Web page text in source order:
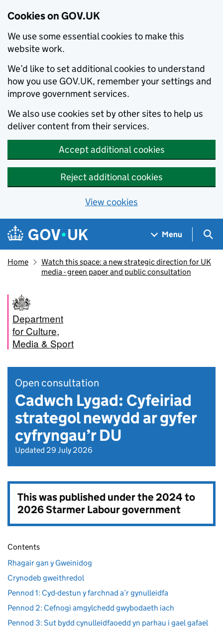
Cookies on GOV.UK
We use some essential cookies to make this
website work.
We’d like to set additional cookies to understand
how you use GOV.UK, remember your settings and
improve government services.
We also use cookies set by other sites to help us
deliver content from their services.
Accept additional cookies
Reject additional cookies
View cookies
Skip to main content
Navigation menu
Menu
Home
Watch this space: a new strategic direction for UK
media - green paper and public consultation
Department
for Culture,
Media & Sport
Open consultation
Cadwch Lygad: Cyfeiriad
strategol newydd ar gyfer
cyfryngau’r DU
Updated 29 July 2026
This was published under the2024 to
2026 Starmer Labour government
Contents
Rhagair gan y Gweinidog
Crynodeb gweithredol
Pennod 1: Cyd-destun y farchnad a’r gynulleidfa
Pennod 2: Cefnogi amgylchedd gwybodaeth iach
Pennod 3: Sut bydd cynulleidfaoedd yn parhau i gael gafael